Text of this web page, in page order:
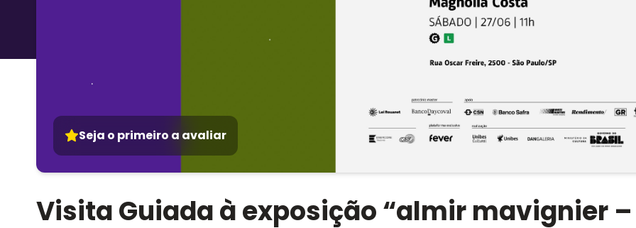
Seja o primeiro a avaliar
Visita Guiada à exposição “almir mavignier –